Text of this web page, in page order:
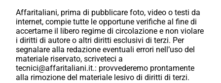
Affaritaliani, prima di pubblicare foto, video o testi da
internet, compie tutte le opportune verifiche al fine di
accertarne il libero regime di circolazione e non violare
i diritti di autore o altri diritti esclusivi di terzi. Per
segnalare alla redazione eventuali errori nell’uso del
materiale riservato, scriveteci a
tecnici@affaritaliani.it.: provvederemo prontamente
alla rimozione del materiale lesivo di diritti di terzi.